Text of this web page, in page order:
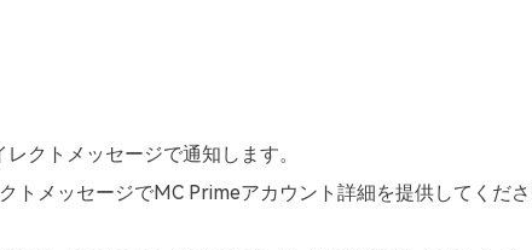
クトメッセージで通知します。
トメッセージでMC Primeアカウント詳細を提供してくだ